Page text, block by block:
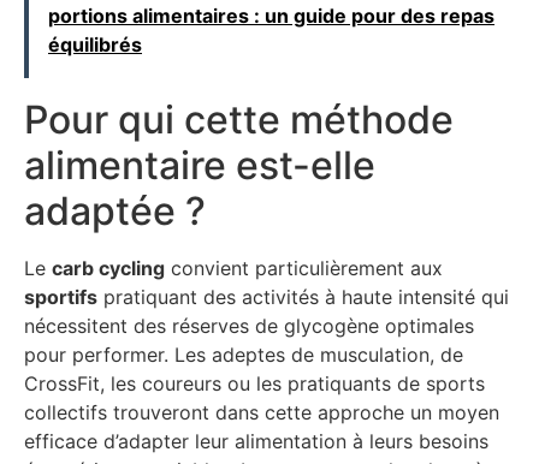
portions alimentaires : un guide pour des repas
équilibrés
Pour qui cette méthode
alimentaire est-elle
adaptée ?
Le carb cycling convient particulièrement aux
sportifs pratiquant des activités à haute intensité qui
nécessitent des réserves de glycogène optimales
pour performer. Les adeptes de musculation, de
CrossFit, les coureurs ou les pratiquants de sports
collectifs trouveront dans cette approche un moyen
efficace d’adapter leur alimentation à leurs besoins